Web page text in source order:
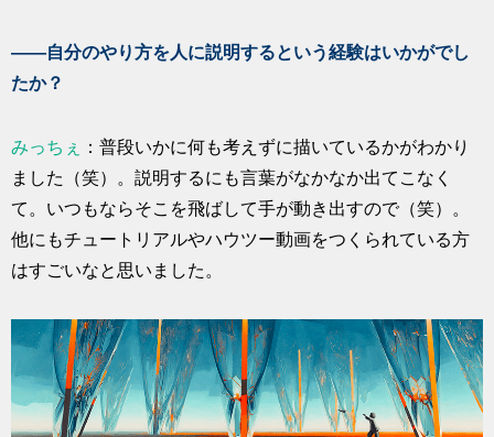
――自分のやり方を人に説明するという経験はいかがでし
たか？
みっちぇ
：普段いかに何も考えずに描いているかがわかり
ました（笑）。説明するにも言葉がなかなか出てこなく
て。いつもならそこを飛ばして手が動き出すので（笑）。
他にもチュートリアルやハウツー動画をつくられている方
はすごいなと思いました。